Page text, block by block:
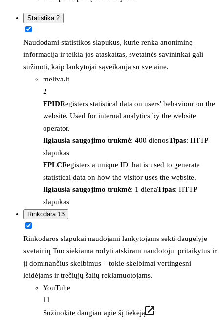
Statistika 2
Naudodami statistikos slapukus, kurie renka anoniminę
informacija ir teikia jos ataskaitas, svetainės savininkai gali
sužinoti, kaip lankytojai sąveikauja su svetaine.
meliva.lt
2
FPIDRegisters statistical data on users' behaviour on the
website. Used for internal analytics by the website
operator.
Ilgiausia saugojimo trukmė: 400 dienosTipas: HTTP
slapukas
FPLCRegisters a unique ID that is used to generate
statistical data on how the visitor uses the website.
Ilgiausia saugojimo trukmė: 1 dienaTipas: HTTP
slapukas
Rinkodara 13
Rinkodaros slapukai naudojami lankytojams sekti daugelyje
svetainių Tuo siekiama rodyti atskiram naudotojui pritaikytus ir
jį dominančius skelbimus – tokie skelbimai vertingesni
leidėjams ir trečiųjų šalių reklamuotojams.
YouTube
11
Sužinokite daugiau apie šį tiekėją